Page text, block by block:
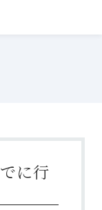
に行